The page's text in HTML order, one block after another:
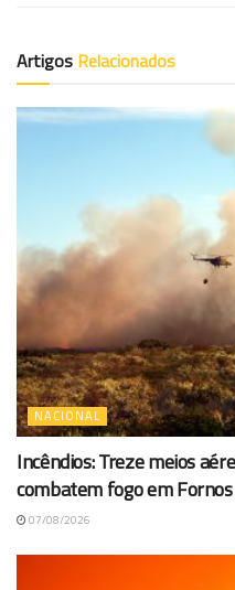
Artigos Relacionados
NACIONAL
Incêndios: Treze meios
combatem fogo em
07/08/2026